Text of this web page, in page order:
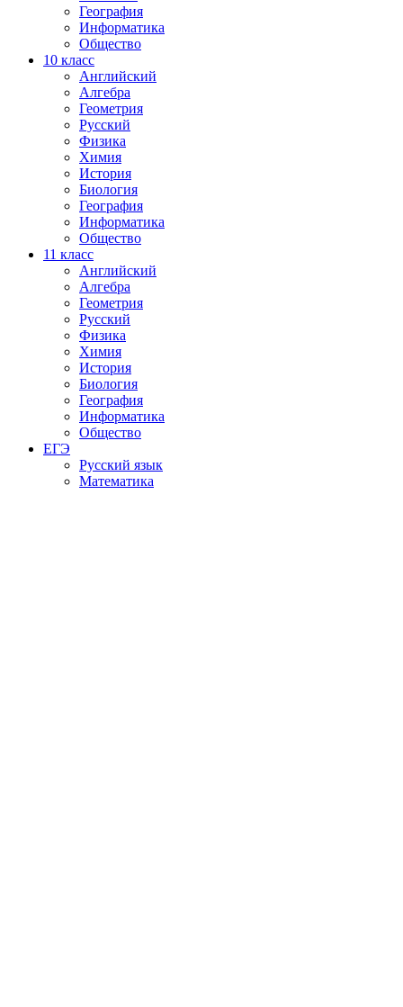
География
Информатика
Общество
10 класс
Английский
Алгебра
Геометрия
Русский
Физика
Химия
История
Биология
География
Информатика
Общество
11 класс
Английский
Алгебра
Геометрия
Русский
Физика
Химия
История
Биология
География
Информатика
Общество
ЕГЭ
Русский язык
Математика